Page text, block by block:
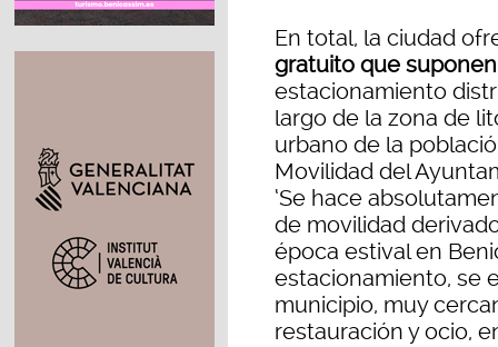
En total, la ciudad
gratuito que
estacionamiento
largo de la zona de
urbano de la
Movilidad del
‘Se hace
de movilidad
época estival en
estacionamiento, se
municipio, muy
restauración y ocio,